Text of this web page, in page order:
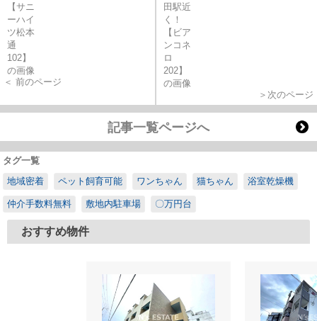
＜ 前のページ
＞次のページ
記事一覧ページへ
タグ一覧
地域密着
ペット飼育可能 ワンちゃん 猫ちゃん 浴室乾燥機
仲介手数料無料 敷地内駐車場 〇万円台
おすすめ物件